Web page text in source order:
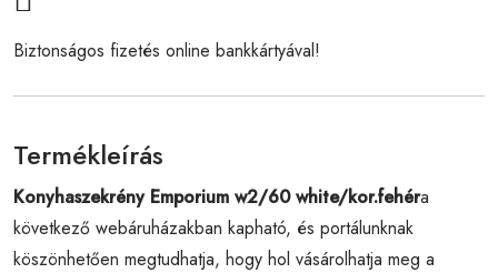
Biztonságos fizetés online bankkártyával!
Termékleírás
Konyhaszekrény Emporium w2/60 white/kor.fehéra
következő webáruházakban kapható, és portálunknak
köszönhetően megtudhatja, hogy hol vásárolhatja meg a